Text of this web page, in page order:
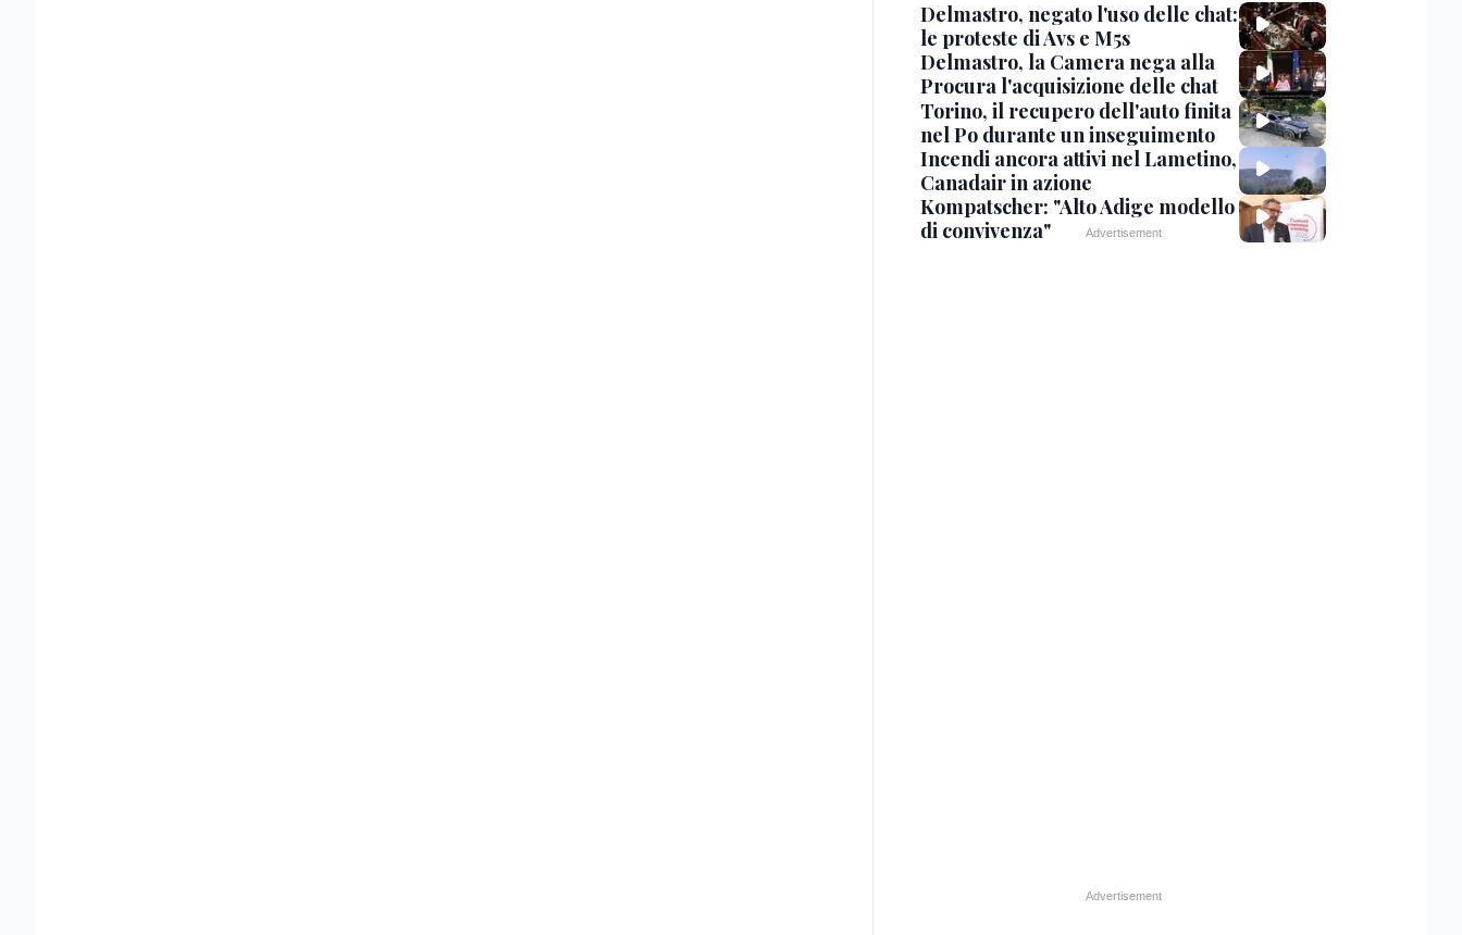
Delmastro, negato l'uso delle chat:
le proteste di Avs e M5s
Delmastro, la Camera nega alla
Procura l'acquisizione delle chat
Torino, il recupero dell'auto finita
nel Po durante un inseguimento
Incendi ancora attivi nel Lametino,
Canadair in azione
Kompatscher: "Alto Adige modello
di convivenza"